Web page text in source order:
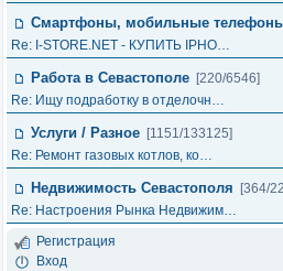
Смартфоны, мобильные
Re: I-STORE.NET - КУПИТЬ IPHO…
Работа в Севастополе [220/6546]
Re: Ищу подработку в отделочн…
Услуги / Разное [1151/133125]
Re: Ремонт газовых котлов, ко…
Недвижимость Севастополя
[364/
Re: Настроения Рынка Недвижим…
Регистрация
Вход